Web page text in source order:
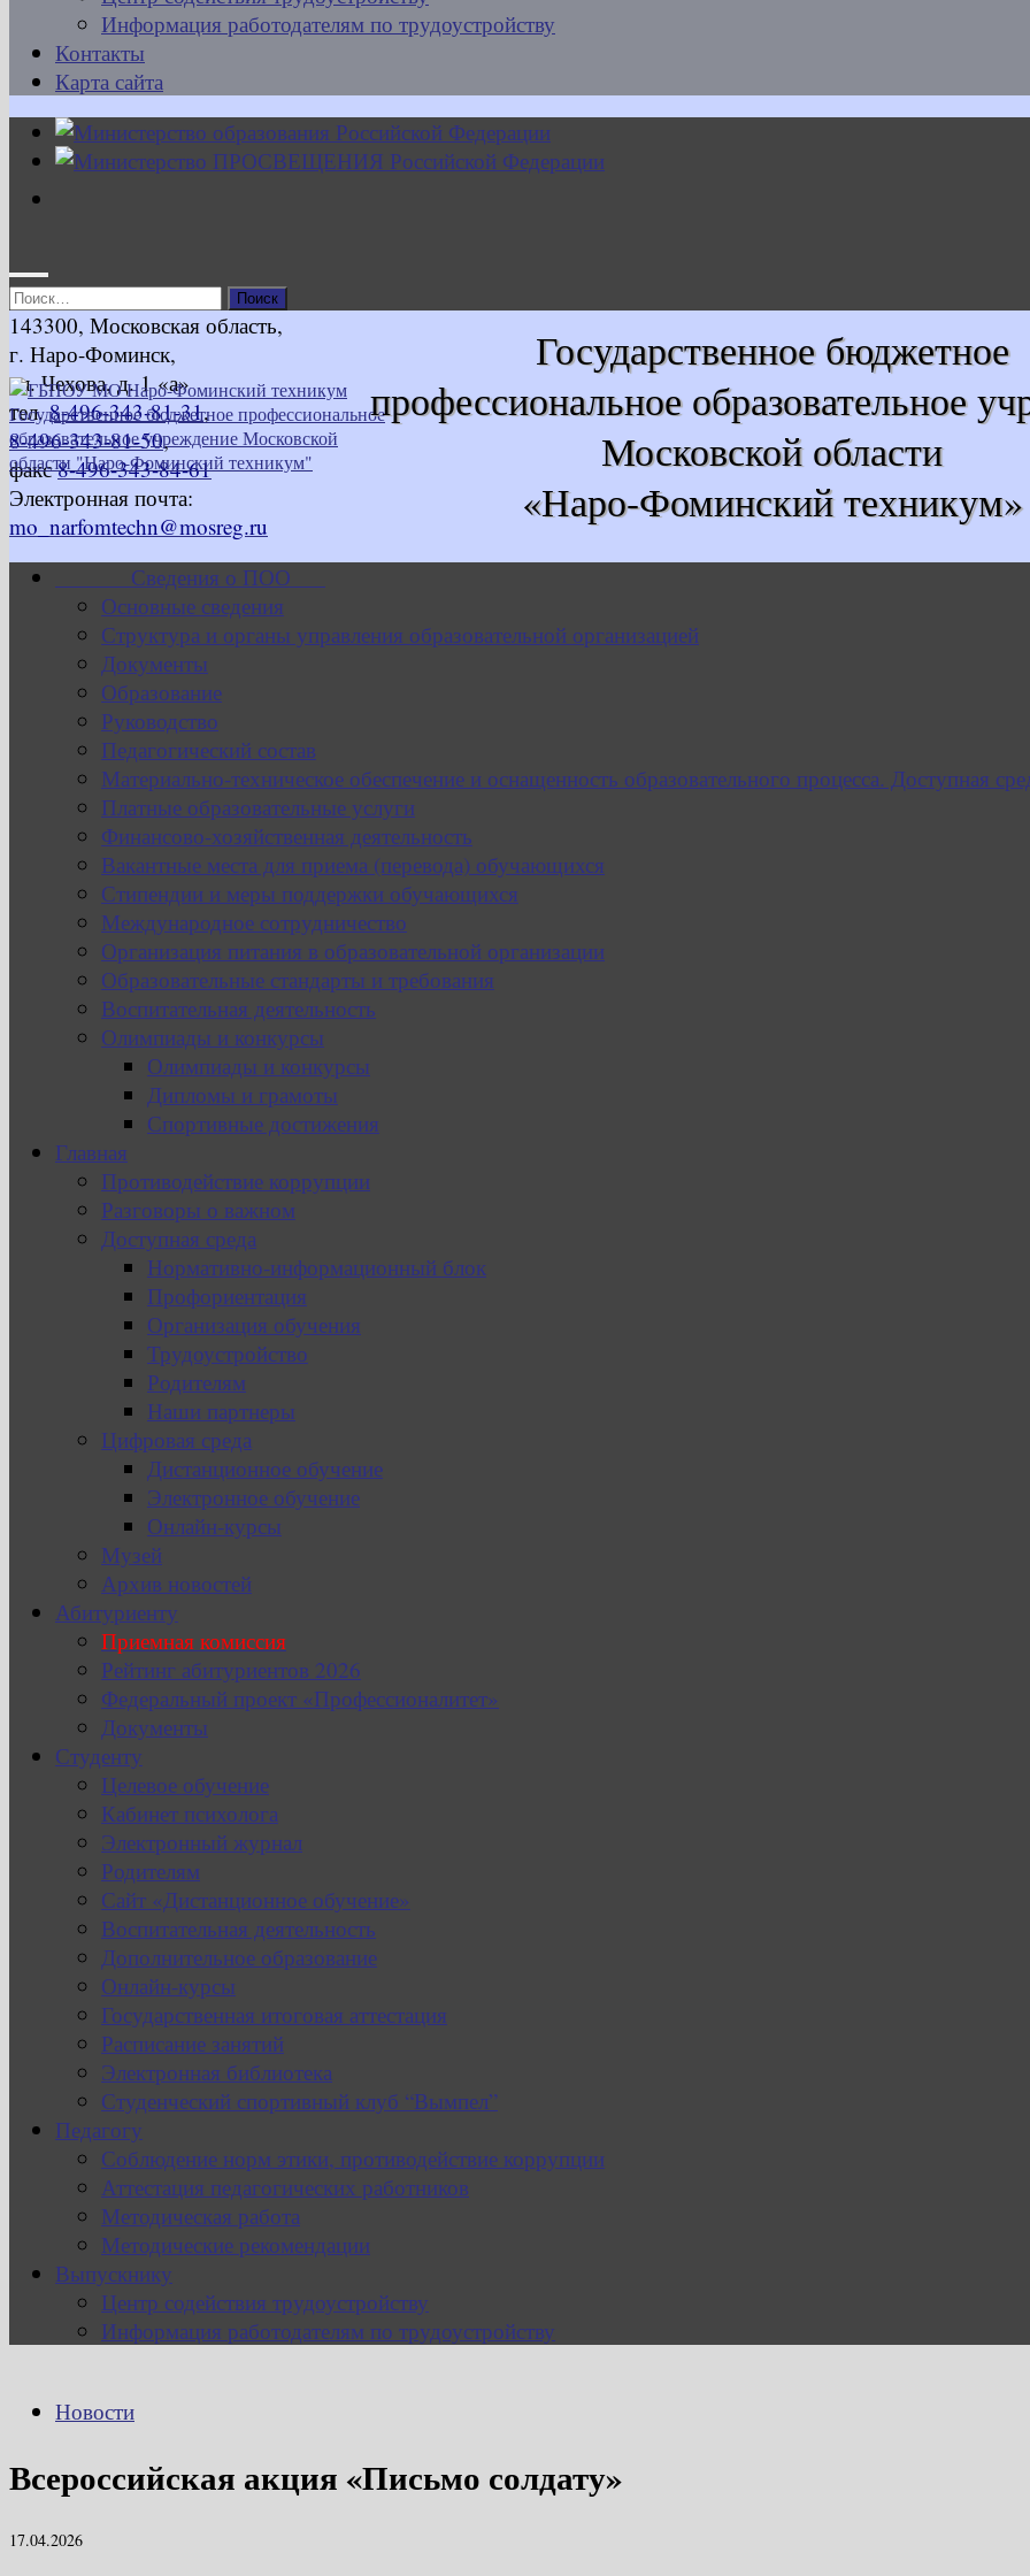
Информация работодателям по трудоустройству
Контакты
Карта сайта
Найти:
Государственное бюджетное
профессиональное образовательное
Московской области
«Наро-Фоминский техникум»
143300, Московская область,
г. Наро-Фоминск,
ул. Чехова, д. 1 «а»
тел.8-496-343-81-31,
8-496-343-81-50,
факс8-496-343-84-61
Электронная почта:
mo_narfomtechn@mosreg.ru
Сведения о ПОО
Основные сведения
Структура и органы управления образовательной организацией
Документы
Образование
Руководство
Педагогический состав
Материально-техническое обеспечение и оснащенность образовательного процесса. Доступная
Платные образовательные услуги
Финансово-хозяйственная деятельность
Вакантные места для приема (перевода) обучающихся
Стипендии и меры поддержки обучающихся
Международное сотрудничество
Организация питания в образовательной организации
Образовательные стандарты и требования
Воспитательная деятельность
Олимпиады и конкурсы
Олимпиады и конкурсы
Дипломы и грамоты
Спортивные достижения
Главная
Противодействие коррупции
Разговоры о важном
Доступная среда
Нормативно-информационный блок
Профориентация
Организация обучения
Трудоустройство
Родителям
Наши партнеры
Цифровая среда
Дистанционное обучение
Электронное обучение
Онлайн-курсы
Музей
Архив новостей
Абитуриенту
Приемная комиссия
Рейтинг абитуриентов 2026
Федеральный проект «Профессионалитет»
Документы
Студенту
Целевое обучение
Кабинет психолога
Электронный журнал
Родителям
Сайт «Дистанционное обучение»
Воспитательная деятельность
Дополнительное образование
Онлайн-курсы
Государственная итоговая аттестация
Расписание занятий
Электронная библиотека
Студенческий спортивный клуб “Вымпел”
Педагогу
Соблюдение норм этики, противодействие коррупции
Аттестация педагогических работников
Методическая работа
Методические рекомендации
Выпускнику
Центр содействия трудоустройству
Информация работодателям по трудоустройству
Новости
Всероссийская акция «Письмо солдату»
17.04.2026